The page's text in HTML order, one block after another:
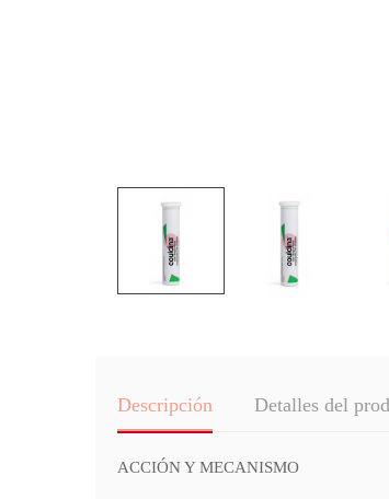
Descripción Detalles del
ACCIÓN Y MECANISMO